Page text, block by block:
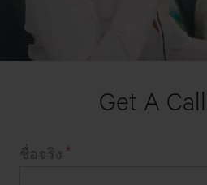
Get A
ชื่อจริง